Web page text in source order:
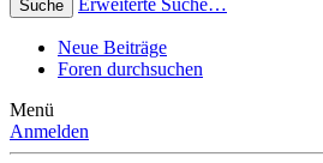
Suche Erweiterte Suche…
Neue Beiträge
Foren durchsuchen
Menü
Anmelden